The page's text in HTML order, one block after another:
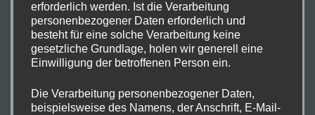
Kommentar*
erforderlich werden. Ist die Verarbeitung
personenbezogener Daten erforderlich und
besteht für eine solche Verarbeitung keine
gesetzliche Grundlage, holen wir generell eine
Einwilligung der betroffenen Person ein.
Die Verarbeitung personenbezogener Daten,
beispielsweise des Namens, der Anschrift, E-Mail-